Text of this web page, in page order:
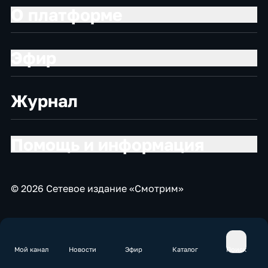
Мой канал Новости Эфир Каталог Поиск
Журнал
© 2026 Сетевое издание «Смотрим»